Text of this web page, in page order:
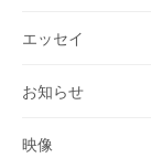
エッセイ
お知らせ
映像